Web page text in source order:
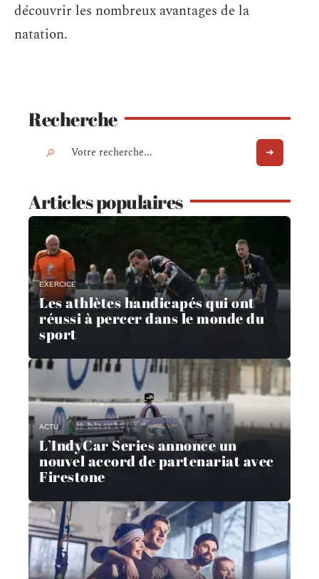
découvrir les nombreux avantages de la
natation.
Recherche
Articles populaires
EXERCICE
Les athlètes handicapés qui ont
réussi à percer dans le monde du
sport
ACTU
L’IndyCar Series annonce un
nouvel accord de partenariat avec
Firestone